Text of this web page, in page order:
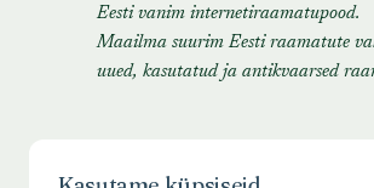
Eesti vanim internetiraamatupood.
Maailma suurim Eesti raamatute
uued, kasutatud ja antikvaarsed